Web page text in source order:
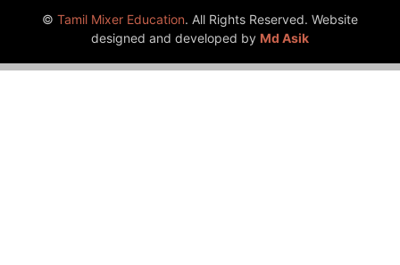
© Tamil Mixer Education. All Rights Reserved. Website
designed and developed by Md Asik